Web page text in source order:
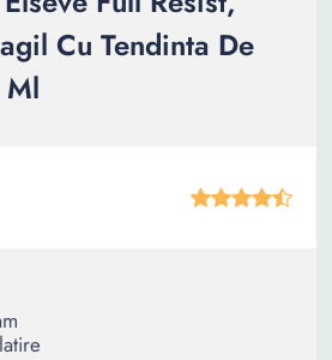
Cu Tendinta De